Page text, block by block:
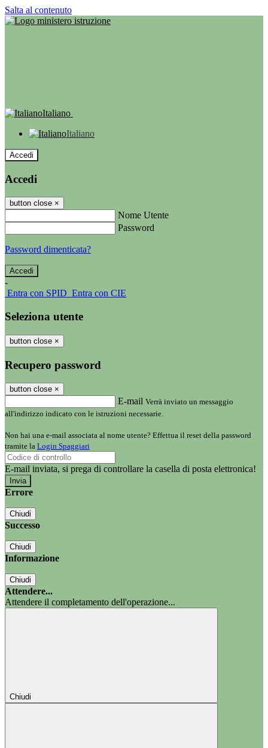
Salta al contenuto
Italiano
Italiano
Accedi
Accedi
button close ×
Nome Utente
Password
Password dimenticata?
-
Entra con SPID Entra con CIE
Seleziona utente
button close ×
Recupero password
button close ×
E-mail Verrà inviato un messaggio
all'indirizzo indicato con le istruzioni necessarie.
Non hai una e-mail associata al nome utente? Effettua il reset della password
tramite la Login Spaggiari
E-mail inviata, si prega di controllare la casella di posta elettronica!
Errore
Chiudi
Successo
Chiudi
Informazione
Chiudi
Attendere...
Attendere il completamento dell'operazione...
Chiudi